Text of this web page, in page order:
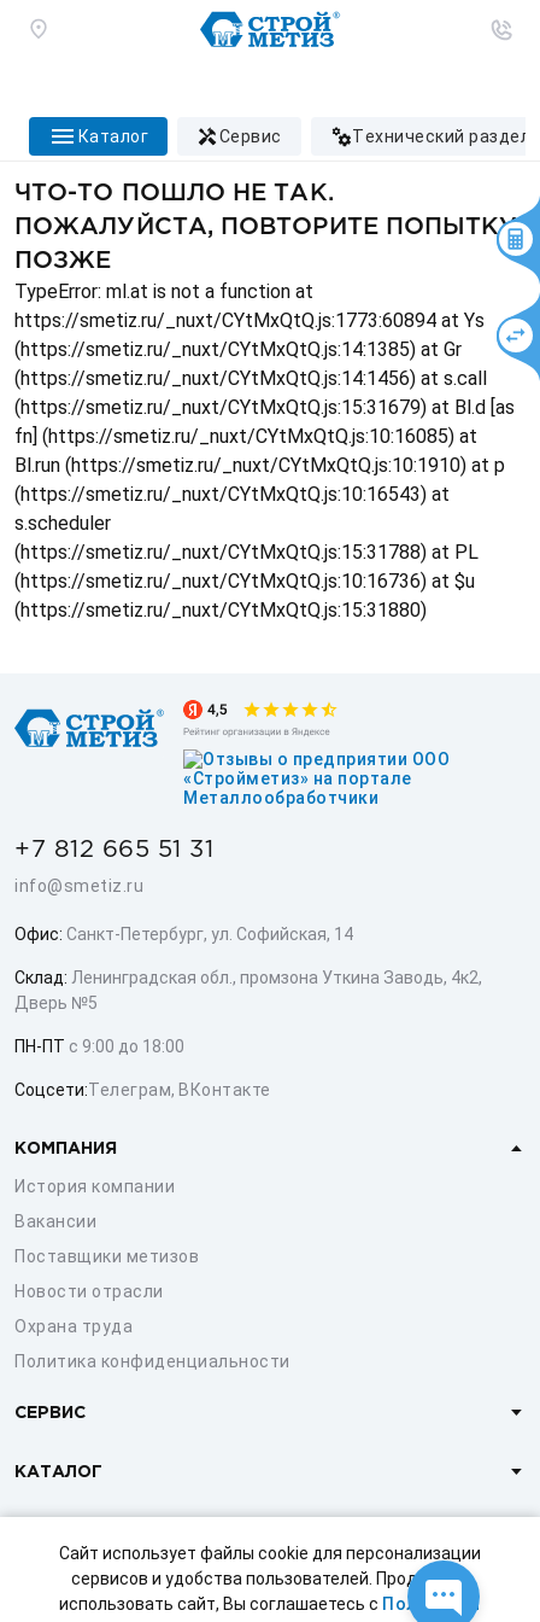
Сайт использует файлы cookie для персонализации
сервисов и удобства пользователей. Продолжая
использовать сайт, Вы соглашаетесь с Политикой
каталог сервис технический раздел
ЧТО-ТО ПОШЛО НЕ ТАК.
ПОЖАЛУЙСТА, ПОВТОРИТЕ ПОПЫТКУ
ПОЗЖЕ
TypeError: ml.at is not a function at
https://smetiz.ru/_nuxt/CYtMxQtQ.js:1773:60894 at Ys
(https://smetiz.ru/_nuxt/CYtMxQtQ.js:14:1385) at Gr
(https://smetiz.ru/_nuxt/CYtMxQtQ.js:14:1456) at s.call
(https://smetiz.ru/_nuxt/CYtMxQtQ.js:15:31679) at Bl.d [as
fn] (https://smetiz.ru/_nuxt/CYtMxQtQ.js:10:16085) at
Bl.run (https://smetiz.ru/_nuxt/CYtMxQtQ.js:10:1910) at p
(https://smetiz.ru/_nuxt/CYtMxQtQ.js:10:16543) at
s.scheduler
(https://smetiz.ru/_nuxt/CYtMxQtQ.js:15:31788) at PL
(https://smetiz.ru/_nuxt/CYtMxQtQ.js:10:16736) at $u
(https://smetiz.ru/_nuxt/CYtMxQtQ.js:15:31880)
+7 812 665 51 31
info@smetiz.ru
Офис: Санкт-Петербург, ул. Софийская, 14
Склад: Ленинградская обл., промзона Уткина Заводь, 4к2,
Дверь №5
ПН-ПТ с 9:00 до 18:00
Соцсети:Телеграм, ВКонтакте
КОМПАНИЯ
История компании
Вакансии
Поставщики метизов
Новости отрасли
Охрана труда
Политика конфиденциальности
СЕРВИС
КАТАЛОГ